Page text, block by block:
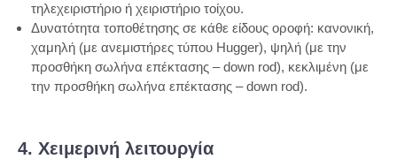
τηλεχειριστήριο ή χειριστήριο τοίχου.
Δυνατότητα τοποθέτησης σε κάθε είδους οροφή: κανονική,
χαμηλή (με ανεμιστήρες τύπου Hugger), ψηλή (με την
προσθήκη σωλήνα επέκτασης – down rod), κεκλιμένη (με
την προσθήκη σωλήνα επέκτασης – down rod).
4. Χειμερινή λειτουργία